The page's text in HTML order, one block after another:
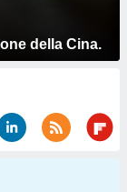
della Cina.